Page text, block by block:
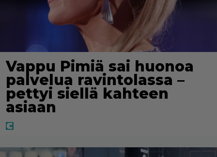
Vappu Pimiä sai huonoa
palvelua ravintolassa –
pettyi siellä kahteen
asiaan